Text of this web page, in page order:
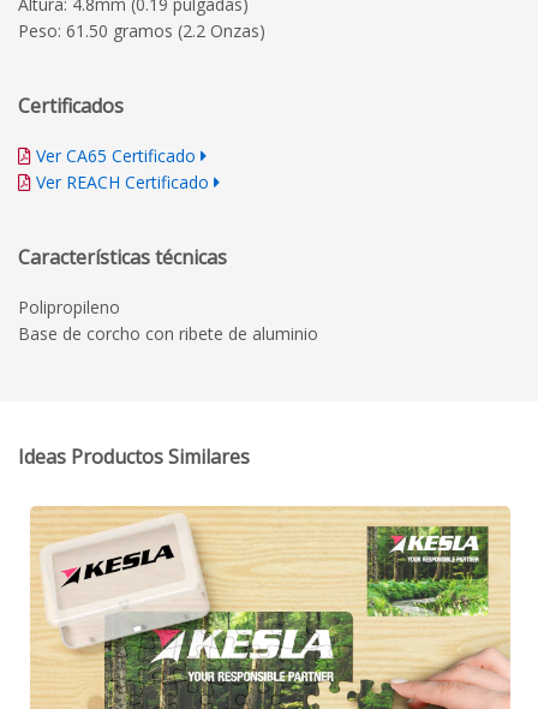
Altura: 4.8mm (0.19 pulgadas)
Peso: 61.50 gramos (2.2 Onzas)
Certificados
Ver CA65 Certificado
Ver REACH Certificado
Características técnicas
Polipropileno
Base de corcho con ribete de aluminio
Ideas Productos Similares